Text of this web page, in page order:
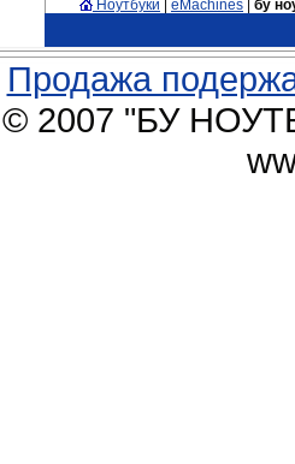
Ноутбуки eMachines бу
Продажа
© 2007 "БУ